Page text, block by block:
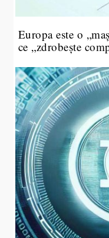
Europa este o
ce „zdrobește